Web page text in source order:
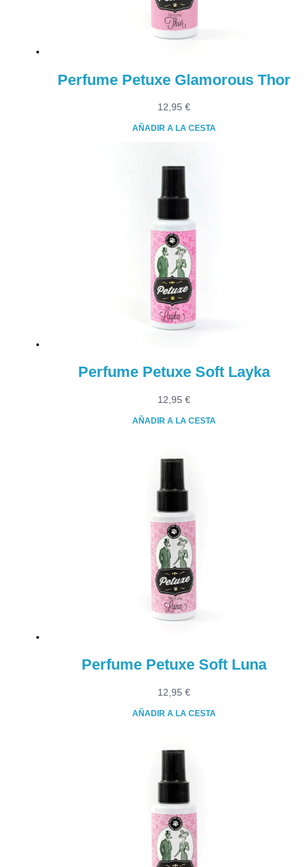
Perfume Petuxe Glamorous Thor
12,95 €
AÑADIR A LA CESTA
Perfume Petuxe Soft Layka
12,95 €
AÑADIR A LA CESTA
Perfume Petuxe Soft Luna
12,95 €
AÑADIR A LA CESTA